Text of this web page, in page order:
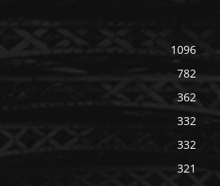
1096
782
362
332
332
321